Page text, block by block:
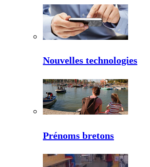
Nouvelles technologies
Prénoms bretons